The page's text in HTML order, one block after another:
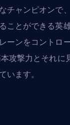
チャンピオンで
ことができる英
ーンをコントロ
攻撃力とそれに
います。